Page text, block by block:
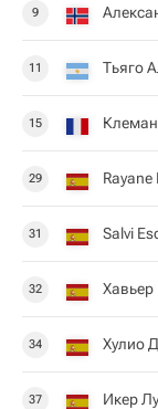
9
11 Тьяго
15
29 Rayane
31 Salvi
32 Хавьер
34 Хулио
37 Икер